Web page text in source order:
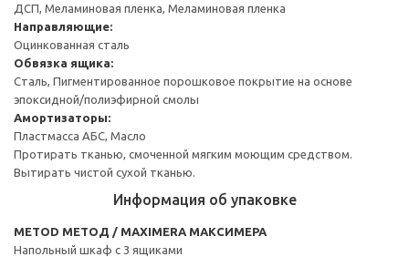
ДСП, Меламиновая пленка, Меламиновая пленка
Направляющие:
Оцинкованная сталь
Обвязка ящика:
Сталь, Пигментированное порошковое покрытие на основе
эпоксидной/полиэфирной смолы
Амортизаторы:
Пластмасса АБС, Масло
Протирать тканью, смоченной мягким моющим средством.
Вытирать чистой сухой тканью.
Информация об упаковке
METOD МЕТОД / MAXIMERA МАКСИМЕРА
Напольный шкаф с 3 ящиками